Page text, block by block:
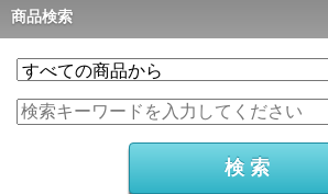
商品検索